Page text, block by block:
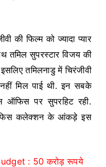
की फिल्म को ज्यादा प्यार
तमिल सुपरस्टार विजय की
तमिलनाडु में चिरंजीवी
मिल पाई थी. इन सबके
ऑफिस पर सुपरहिट रही.
कलेक्शन के आंकड़े इस
: 50 करोड़ रूपये